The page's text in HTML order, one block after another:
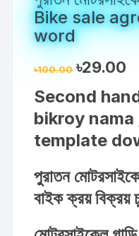
Bike sale
word
৳100.00 Original
price
৳100.00.
৳29.00
Second
bikroy
template
পুরাতন
বাইক ক্রয় বিক্রয়